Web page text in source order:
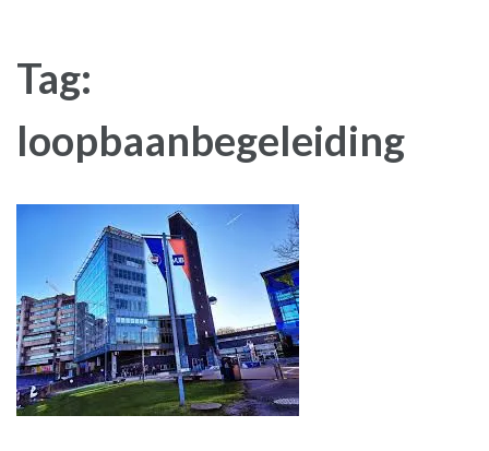
Tag:
loopbaanbegeleiding